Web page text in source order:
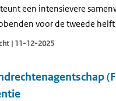
een intensievere
voor de tweede
| 11-12-2025